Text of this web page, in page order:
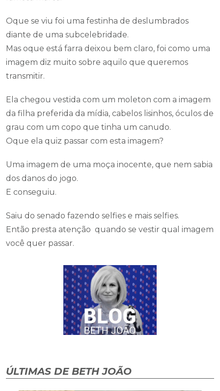
Oque se viu foi uma festinha de deslumbrados
diante de uma subcelebridade.
Mas oque está farra deixou bem claro, foi como uma
imagem diz muito sobre aquilo que queremos
transmitir.
Ela chegou vestida com um moleton com a imagem
da filha preferida da mídia, cabelos lisinhos, óculos de
grau com um copo que tinha um canudo.
Oque ela quiz passar com esta imagem?
Uma imagem de uma moça inocente, que nem sabia
dos danos do jogo.
E conseguiu.
Saiu do senado fazendo selfies e mais selfies.
Então presta atenção quando se vestir qual imagem
você quer passar.
ÚLTIMAS DE BETH JOÃO